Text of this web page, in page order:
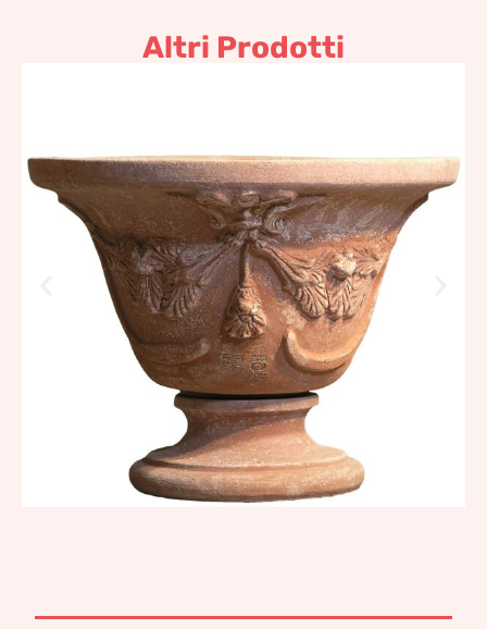
Altri Prodotti
571,11€–685,32€